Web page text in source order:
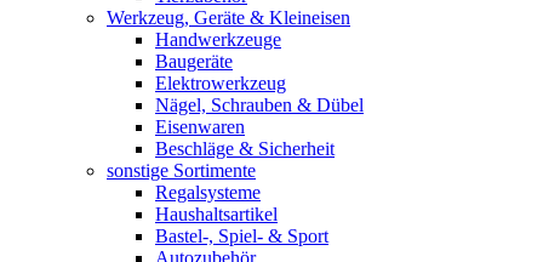
Werkzeug, Geräte & Kleineisen
Handwerkzeuge
Baugeräte
Elektrowerkzeug
Nägel, Schrauben & Dübel
Eisenwaren
Beschläge & Sicherheit
sonstige Sortimente
Regalsysteme
Haushaltsartikel
Bastel-, Spiel- & Sport
Autozubehör